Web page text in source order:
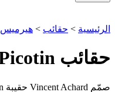
الرئيسية > حقائب > هيرميس
حقائب Hermès Picotin